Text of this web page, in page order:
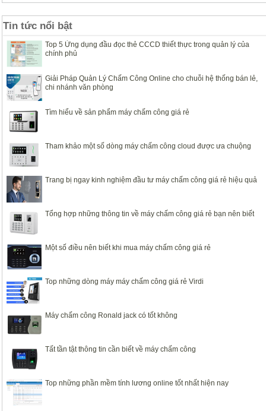
Tin tức nổi bật
Top 5 Ứng dụng đầu đọc thẻ CCCD thiết thực trong quản lý của
chính phủ
Giải Pháp Quản Lý Chấm Công Online cho chuỗi hệ thống bán lẻ,
chi nhánh văn phòng
Tìm hiểu về sản phẩm máy chấm công giá rẻ
Tham khảo một số dòng máy chấm công cloud được ưa chuộng
Trang bị ngay kinh nghiệm đầu tư máy chấm công giá rẻ hiệu quả
Tổng hợp những thông tin về máy chấm công giá rẻ bạn nên biết
Một số điều nên biết khi mua máy chấm công giá rẻ
Top những dòng máy máy chấm công giá rẻ Virdi
Máy chấm công Ronald jack có tốt không
Tất tần tật thông tin cần biết về máy chấm công
Top những phần mềm tính lương online tốt nhất hiện nay